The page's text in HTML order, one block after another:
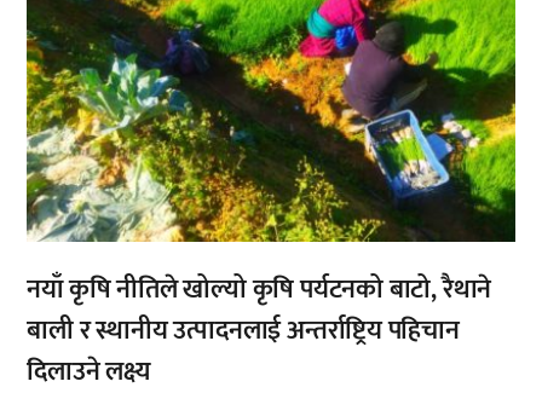
नयाँ कृषि नीतिले खोल्यो कृषि पर्यटनको बाटो, रैथाने
बाली र स्थानीय उत्पादनलाई अन्तर्राष्ट्रिय पहिचान
दिलाउने लक्ष्य